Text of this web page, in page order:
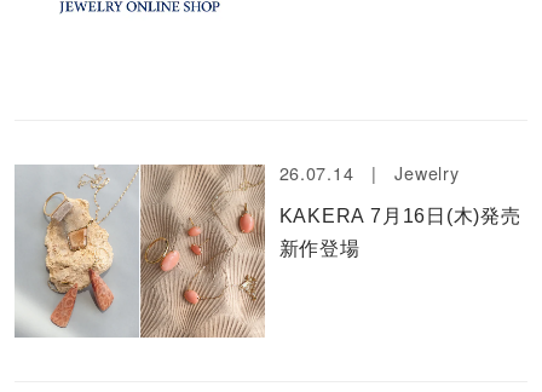
26.07.14 |Jewelry
KAKERA 7月16日(木)発売
新作登場